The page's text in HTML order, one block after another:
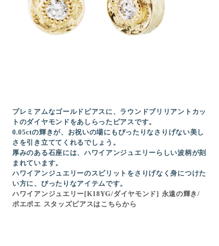
プレミアムなゴールドピアスに、ラウンドブリリアントカッ
トのダイヤモンドをあしらったピアスです。
0.05ctの輝きが、お祝いの場にもぴったりなさりげない美し
さを引き立ててくれるでしょう。
厚みのある石座には、ハワイアンジュエリーらしい波柄が刻
まれています。
ハワイアンジュエリーのスピリットをさりげなく身につけた
い方に、ぴったりなアイテムです。
ハワイアンジュエリー[K18YG/ダイヤモンド] 永遠の輝き/
ポエポエ スタッズピアスはこちらから